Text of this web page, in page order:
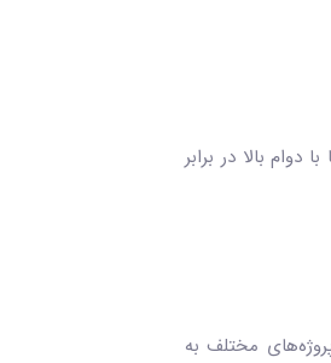
بالا در برابر
مختلف به